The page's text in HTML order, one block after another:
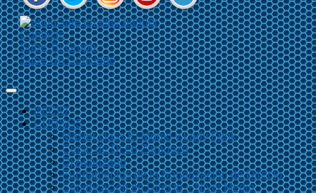
Contacto
Sube Tu Grupo
Sube Un Concierto
INICIO
CURSOS
Master class El Momo y Lady Funk
Curso de Dj en Zaragoza
Dj Avanzado
Fundamentos de la Sonorización de Directo
Sonorización en Directo – Nivel Medio